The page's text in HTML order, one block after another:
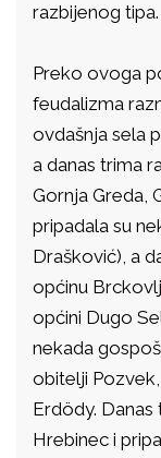
razbijenog tipa.
Preko ovoga
feudalizma
ovdašnja sela
a danas trima
Gornja Greda,
pripadala su
Drašković), a
općinu
općini Dugo
nekada
obitelji
Erdödy.
Hrebinec i